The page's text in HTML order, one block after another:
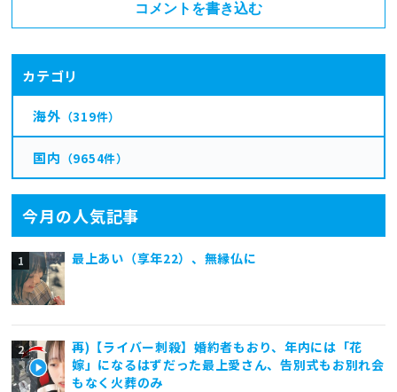
コメントを書き込む
カテゴリ
海外 （319件）
国内 （9654件）
今月の人気記事
最上あい（享年22）、無縁仏に
再)【ライバー刺殺】婚約者もおり、年内には「花
嫁」になるはずだった最上愛さん、告別式もお別れ会
もなく火葬のみ